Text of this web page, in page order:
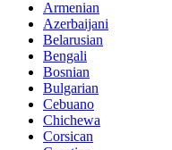
Armenian
Azerbaijani
Belarusian
Bengali
Bosnian
Bulgarian
Cebuano
Chichewa
Corsican